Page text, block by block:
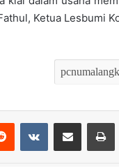
Ketua Lesbumi